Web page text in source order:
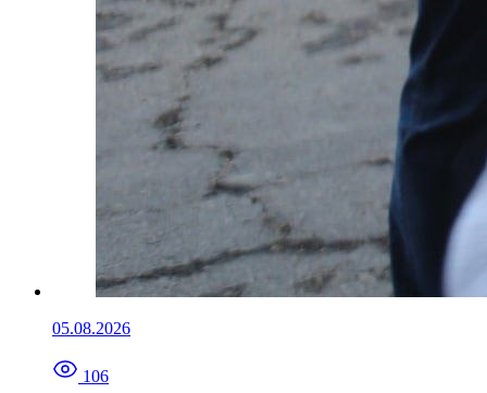
05.08.2026
106